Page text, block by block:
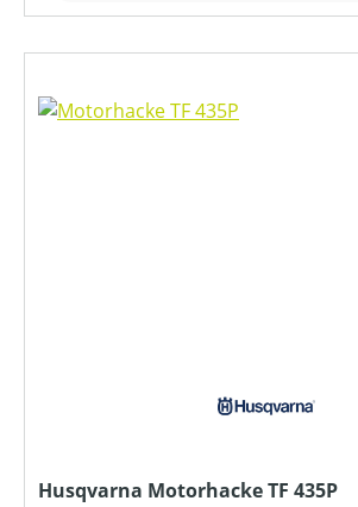
Husqvarna Motorhacke TF 435P